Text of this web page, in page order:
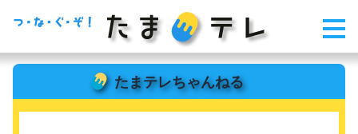
たまテレちゃんねる